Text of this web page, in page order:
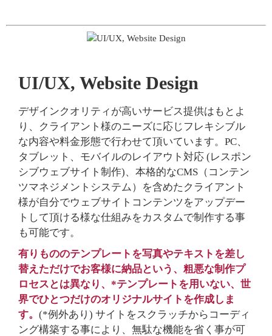
UI/UX, Website Design
デザインクオリティが高いサービス提供はもとよ
り、クライアント様のニーズに応じフレキシブル
な内容や料金形態で行わせて頂いています。PC、
タブレット、モバイルのレイアウト対応 (レスポン
シブウェブサイト制作)、本格的なCMS（コンテン
ツマネジメントシステム）を含めたクライアント
様が自分でウェブサイトコンテンツをアップデー
トして頂ける様な仕組みをカスタムで制作する事
も可能です。
有りもののテンプレートを写真やテキストを差し
替えただけでお客様に納品という、粗悪な制作プ
ロセスとは異なり、*テンプレートを用いない、世
界でひとつだけのオリジナルサイトを作成しま
す。 (*例外あり) サイトをスクラッチからコーディ
ング構築する事により、無駄な機能を省く事が可